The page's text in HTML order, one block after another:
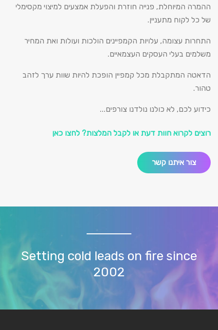
ההמרה המיוחלת, פנייה חוזרת והפעלת אמצעים למיצוי מקסימלי
של כל לקוח מתעניין.
התחרות עצומה, עלויות הקמפיינים הולכות ועולות ואת המחיר
משלמים בעלי העסקים העצמאיים.
הדאטה המתקבלת מכל קמפיין הופכת להיות שוות ערך לזהב
טהור.
כידוע לכם, לא כולנו נולדנו צורפים...
רוצים לקרוא חוות דעת או לקבל המלצות? לחצו כאן
צור איתנו קשר
Setting cold leads on fire since
2002